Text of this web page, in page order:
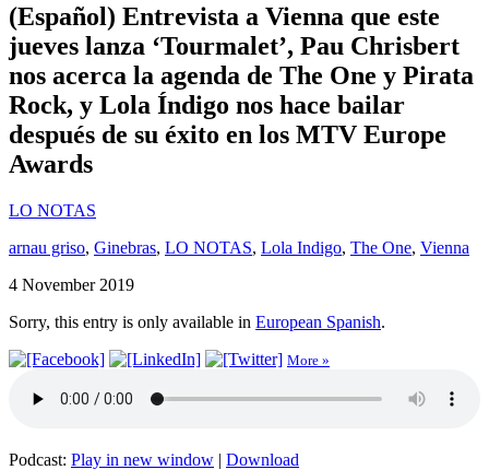
(Español) Entrevista a Vienna que este
jueves lanza ‘Tourmalet’, Pau Chrisbert
nos acerca la agenda de The One y Pirata
Rock, y Lola Índigo nos hace bailar
después de su éxito en los MTV Europe
Awards
LO NOTAS
arnau griso, Ginebras, LO NOTAS, Lola Indigo, The One, Vienna
4 November 2019
Sorry, this entry is only available in European Spanish.
More »
Podcast: Play in new window | Download